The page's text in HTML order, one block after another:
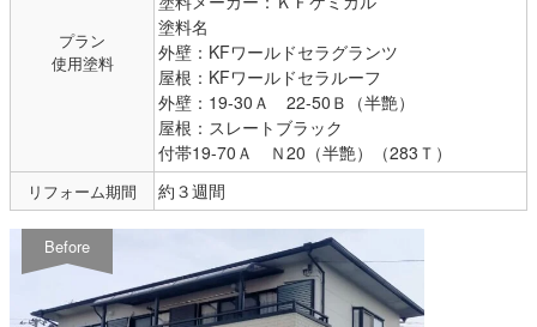
プラン
使用塗料
塗料名
外壁：KFワールドセラグランツ
屋根：KFワールドセラルーフ
外壁：19-30Ａ 22-50Ｂ（半艶）
屋根：スレートブラック
付帯19-70Ａ Ｎ20（半艶）（283Ｔ）
リフォーム期間 約３週間
Before